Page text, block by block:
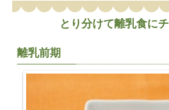
とり分けて離乳食に
離乳前期